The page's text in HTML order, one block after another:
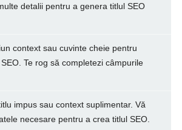
detalii pentru a genera titlul SEO
context sau cuvinte cheie pentru
Te rog să completezi câmpurile
impus sau context suplimentar. Vă
necesare pentru a crea titlul SEO.